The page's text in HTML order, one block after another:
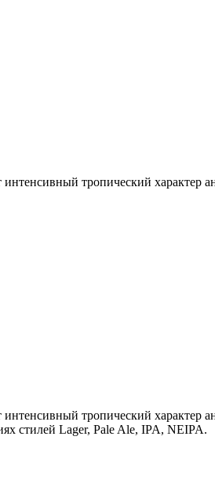
тропический характер
тропический
стилей Lager, Pale Ale, IPA, NEIPA.